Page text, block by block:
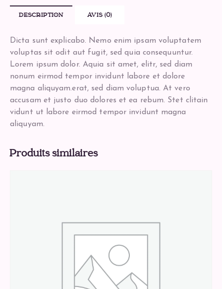
DESCRIPTION AVIS (0)
Dicta sunt explicabo. Nemo enim ipsam voluptatem
voluptas sit odit aut fugit, sed quia consequuntur.
Lorem ipsum dolor. Aquia sit amet, elitr, sed diam
nonum eirmod tempor invidunt labore et dolore
magna aliquyam.erat, sed diam voluptua. At vero
accusam et justo duo dolores et ea rebum. Stet clitain
vidunt ut labore eirmod tempor invidunt magna
aliquyam.
Produits similaires